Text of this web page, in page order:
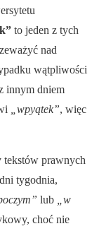
to jeden z tych
nad
wątpliwości
innym dniem
„wpyątek”, więc
tekstów prawnych
tygodnia,
lub
„w
choć nie